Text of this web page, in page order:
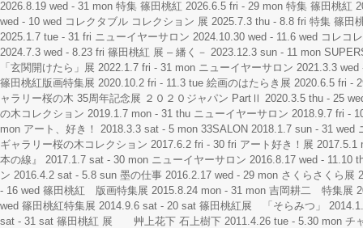
2026.8.19 wed - 31 mon 特集 篠田桃紅 2026.6.5 fri - 29 mon 特集 篠田桃紅
wed - 10 wed コレクタブル コレクション 展 2025.7.3 thu - 8.8 fri 特集 篠田
2025.1.7 tue - 31 fri ニューイヤーサロン 2024.10.30 wed - 11.6 wed コレコ
2024.7.3 wed - 8.23 fri 篠田桃紅 展 – 繙く－ 2023.12.3 sun - 11 mon
「玄関開けたら」展 2022.1.7 fri - 31 mon ニューイヤーサロン 2021.3.3 wed
篠田桃紅版画特集展 2020.10.2 fri - 11.3 tue 絵画のはたらき展 2020.6.5 fri -
ャラリー桜の木 35周年記念展 ２０２０ジャパン PartⅡ 2020.3.5 thu - 25
の木コレクション 2019.1.7 mon - 31 thu ニューイヤーサロン 2018.9.7 fri -
mon アート、好き！ 2018.3.3 sat - 5 mon 33SALON 2018.1.7 sun - 31 wed
ギャラリー桜の木コレクション 2017.6.2 fri - 30 fri アート好き！展 2017.5.1
本の線』
2017.1.7 sat - 30 mon ニューイヤーサロン 2016.8.17 wed - 11.10
ン 2016.4.2 sat - 5.8 sun 墨の仕事 2016.2.17 wed - 29 mon さくらさくら展
- 16 wed 篠田桃紅 版画特集展 2015.8.24 mon - 31 mon 吉岡耕二 特集展
wed 篠田桃紅特集展 2014.9.6 sat - 20 sat 篠田桃紅展 「そらみつ」
sat - 31 sat 篠田桃紅 展 艸上花下 石上樹下 2011.4.26 tue - 5.30 mon チ